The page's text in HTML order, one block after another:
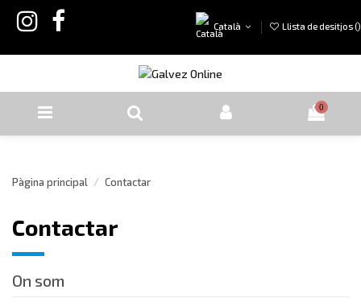
Català Llista de desitjos ()
0
Pàgina principal Contactar
Contactar
On som